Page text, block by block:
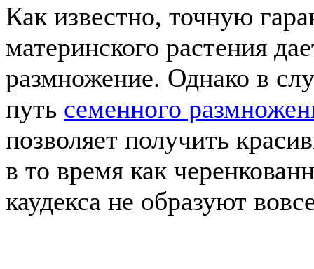
Как известно, точную
материнского растения
размножение. Однако в
путь семенного
позволяет получить
в то время как
каудекса не образуют